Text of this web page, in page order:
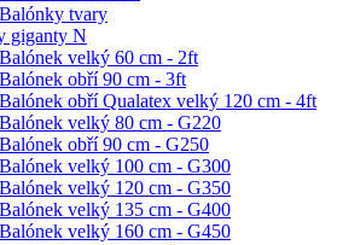
Balónky tvary
giganty N
Balónek velký 60 cm - 2ft
Balónek obří 90 cm - 3ft
Balónek obří Qualatex velký 120 cm - 4ft
Balónek velký 80 cm - G220
Balónek obří 90 cm - G250
Balónek velký 100 cm - G300
Balónek velký 120 cm - G350
Balónek velký 135 cm - G400
Balónek velký 160 cm - G450